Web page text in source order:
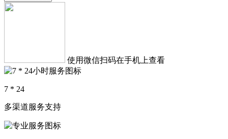
使用微信扫码在手机上查看
7 * 24
多渠道服务支持